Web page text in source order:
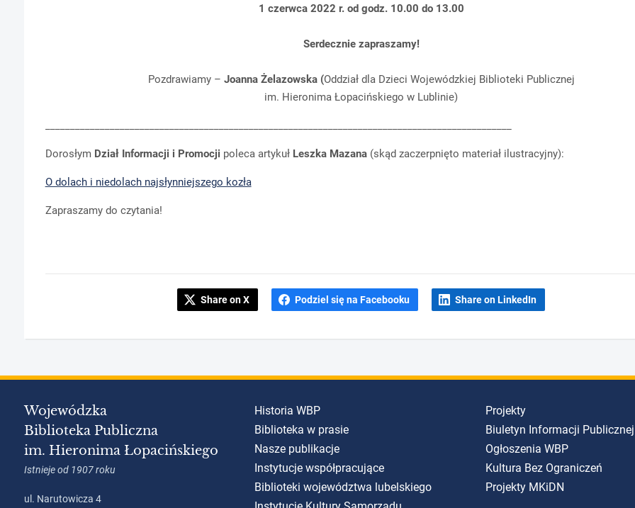
1 czerwca 2022 r. od godz. 10.00 do 13.00
Serdecznie zapraszamy!
Pozdrawiamy – Joanna Żelazowska (Oddział dla Dzieci Wojewódzkiej Biblioteki Publicznej
im. Hieronima Łopacińskiego w Lublinie)
Dorosłym Dział Informacji i Promocji poleca artykuł Leszka Mazana(skąd zaczerpnięto materiał ilustracyjny):
O dolach i niedolach najsłynniejszego kozła
Zapraszamy do czytania!
Share on X Podziel się na Facebooku Share on LinkedIn
Wojewódzka
Biblioteka Publiczna
im. Hieronima Łopacińskiego
Istnieje od 1907 roku
ul. Narutowicza 4
Historia WBP
Biblioteka w prasie
Nasze publikacje
Instytucje współpracujące
Biblioteki województwa lubelskiego
Projekty
Biuletyn Informacji Publicznej
Ogłoszenia WBP
Kultura Bez Ograniczeń
Projekty MKiDN